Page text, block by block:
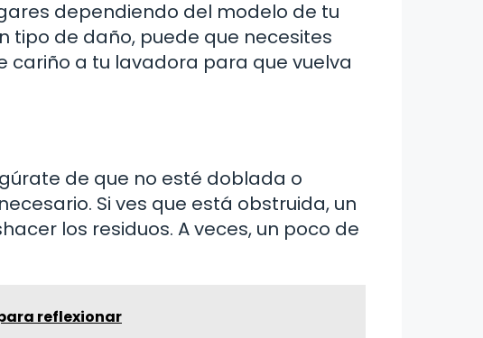
dependiendo del modelo de tu
tipo de daño, puede que necesites
cariño a tu lavadora para que vuelva
de que no esté doblada o
Si ves que está obstruida, un
los residuos. A veces, un poco de
reflexionar